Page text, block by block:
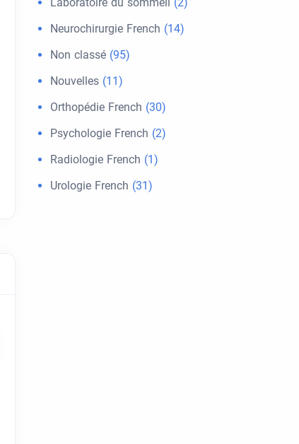
Neurochirurgie French (14)
Non classé (95)
Nouvelles (11)
Orthopédie French (30)
Psychologie French (2)
Radiologie French (1)
Urologie French (31)